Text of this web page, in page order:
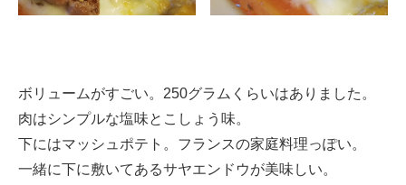
ボリュームがすごい。250グラムくらいはありました。
肉はシンプルな塩味とこしょう味。
下にはマッシュポテト。フランスの家庭料理っぽい。
一緒に下に敷いてあるサヤエンドウが美味しい。